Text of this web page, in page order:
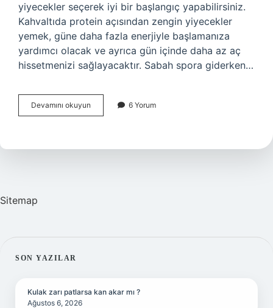
yiyecekler seçerek iyi bir başlangıç ​​yapabilirsiniz.
Kahvaltıda protein açısından zengin yiyecekler
yemek, güne daha fazla enerjiyle başlamanıza
yardımcı olacak ve ayrıca gün içinde daha az aç
hissetmenizi sağlayacaktır. Sabah spora giderken…
Devamını okuyun
Yapan
Ne
6 Yorum
Sitemap
SIDEBAR
SON YAZILAR
Kulak zarı patlarsa kan akar mı ?
Ağustos 6, 2026